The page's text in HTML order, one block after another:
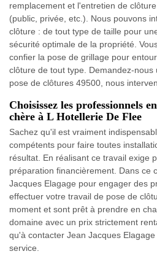
remplacement et l'entretien de
(public, privée, etc.). Nous pouvons
clôture : de tout type de taille pour
sécurité optimale de la propriété.
confier la pose de grillage pour
clôture de tout type. Demandez-nous
pose de clôtures 49500, nous
Choisissez les professionnels
chère à L Hotellerie De Flee
Sachez qu'il est vraiment
compétents pour faire toutes
résultat. En réalisant ce travail exige
préparation financièrement. Dans ce
Jacques Elagage pour engager des
effectuer votre travail de pose de
moment et sont prêt à prendre en
domaine avec un prix strictement
qu'à contacter Jean Jacques
service.